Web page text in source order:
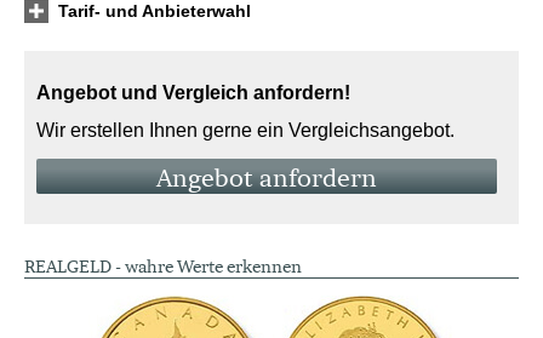
Tarif- und Anbieterwahl
Angebot und Vergleich anfordern!
Wir erstellen Ihnen gerne ein Vergleichsangebot.
An­ge­bot an­for­dern
REALGELD - wahre Werte erkennen